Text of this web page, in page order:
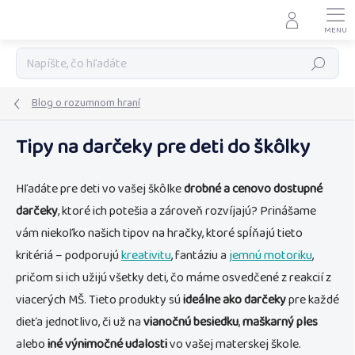
Hľadať
Blog o rozumnom hraní
Tipy na darčeky pre deti do škôlky
Hľadáte pre deti vo vašej škôlkedrobné a cenovo dostupné
darčeky, ktoré ich potešia a zároveň rozvíjajú? Prinášame
vám niekoľko našich tipov na hračky, ktoré spĺňajú tieto
kritériá – podporujúkreativitu, fantáziu ajemnú motoriku,
pričom si ich užijú všetky deti, čo máme osvedčené z reakcií z
viacerých MŠ. Tieto produkty súideálne ako darčekypre každé
dieťa jednotlivo, či už navianočnú besiedku,maškarný ples
aleboiné výnimočné udalostivo vašej materskej škole.